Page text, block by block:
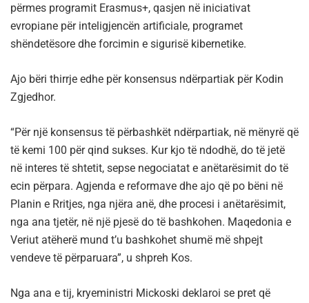
përmes programit Erasmus+, qasjen në iniciativat
evropiane për inteligjencën artificiale, programet
shëndetësore dhe forcimin e sigurisë kibernetike.
Ajo bëri thirrje edhe për konsensus ndërpartiak për Kodin
Zgjedhor.
“Për një konsensus të përbashkët ndërpartiak, në mënyrë që
të kemi 100 për qind sukses. Kur kjo të ndodhë, do të jetë
në interes të shtetit, sepse negociatat e anëtarësimit do të
ecin përpara. Agjenda e reformave dhe ajo që po bëni në
Planin e Rritjes, nga njëra anë, dhe procesi i anëtarësimit,
nga ana tjetër, në një pjesë do të bashkohen. Maqedonia e
Veriut atëherë mund t’u bashkohet shumë më shpejt
vendeve të përparuara”, u shpreh Kos.
Nga ana e tij, kryeministri Mickoski deklaroi se pret që